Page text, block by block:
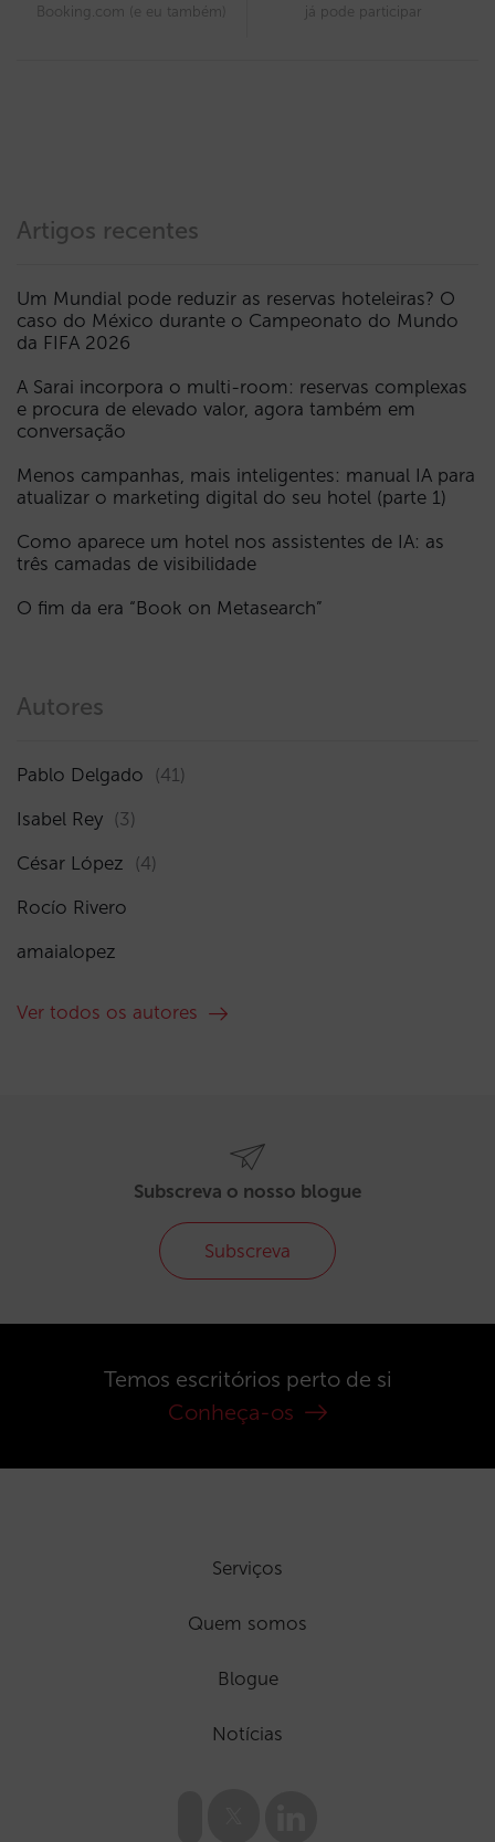
Booking.com (e eu também)
já pode participar
Artigos recentes
Um Mundial pode reduzir as reservas hoteleiras? O
caso do México durante o Campeonato do Mundo
da FIFA 2026
A Sarai incorpora o multi-room: reservas complexas
e procura de elevado valor, agora também em
conversação
Menos campanhas, mais inteligentes: manual IA para
atualizar o marketing digital do seu hotel (parte 1)
Como aparece um hotel nos assistentes de IA: as
três camadas de visibilidade
O fim da era “Book on Metasearch”
Autores
Pablo Delgado (41)
Isabel Rey (3)
César López (4)
Rocío Rivero
amaialopez
Ver todos os autores
Subscreva o nosso blogue
Subscreva
Temos escritórios perto de si
Conheça-os
Serviços
Quem somos
Blogue
Notícias